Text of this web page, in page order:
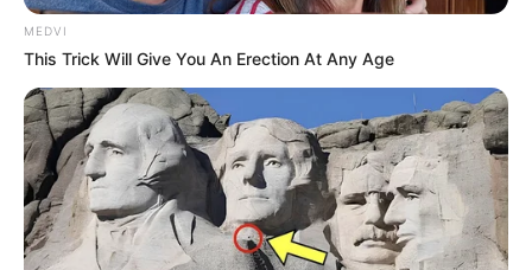
MEDVI
This Trick Will Give You An Erection At Any Age